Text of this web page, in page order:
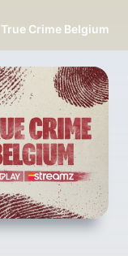
True Crime Belgium